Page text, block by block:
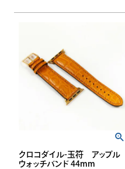
クロコダイル-玉符 アップル
ウォッチバンド 44mm